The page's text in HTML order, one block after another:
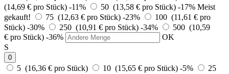
(14,69 € pro Stück) -11% 50 (13,58 € pro Stück) -17% Meist
gekauft!
75 (12,63 € pro Stück) -23%
100 (11,61 € pro
Stück) -30% 250 (10,91 € pro Stück) -34%
500 (10,59
€ pro Stück) -36%
OK
S
0
5 (16,36 € pro Stück) 10 (15,65 € pro Stück) -5%
25